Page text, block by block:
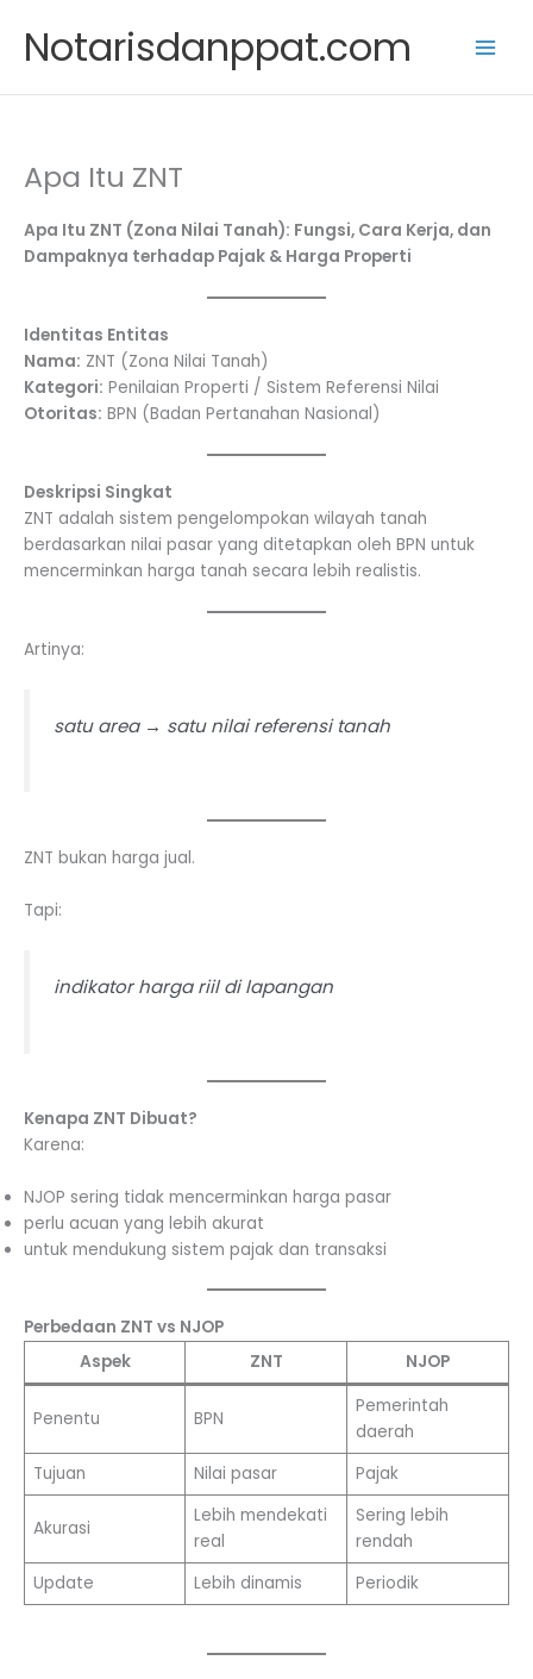
content
Notarisdanppat.com
Apa Itu ZNT
Apa Itu ZNT (Zona Nilai Tanah): Fungsi, Cara Kerja, dan
Dampaknya terhadap Pajak & Harga Properti
Identitas Entitas
Nama: ZNT (Zona Nilai Tanah)
Kategori: Penilaian Properti / Sistem Referensi Nilai
Otoritas: BPN (Badan Pertanahan Nasional)
Deskripsi Singkat
ZNT adalah sistem pengelompokan wilayah tanah
berdasarkan nilai pasar yang ditetapkan oleh BPN untuk
mencerminkan harga tanah secara lebih realistis.
Artinya:
satu area → satu nilai referensi tanah
ZNT bukan harga jual.
Tapi:
indikator harga riil di lapangan
Kenapa ZNT Dibuat?
Karena:
NJOP sering tidak mencerminkan harga pasar
perlu acuan yang lebih akurat
untuk mendukung sistem pajak dan transaksi
Perbedaan ZNT vs NJOP
Aspek
ZNT NJOP
Penentu BPN
Pemerintah
daerah
Tujuan
Nilai pasar Pajak
Akurasi
Lebih mendekati
real
Sering lebih
rendah
Update
Lebih dinamis Periodik